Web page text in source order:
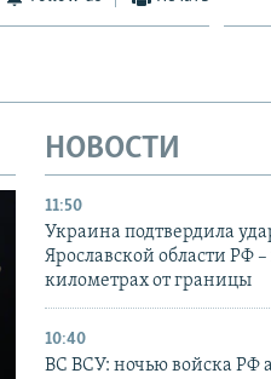
НОВОСТИ
11:50
Украина подтвердила
Ярославской области РФ
километрах от границы
10:40
ВС ВСУ: ночью войска РФ